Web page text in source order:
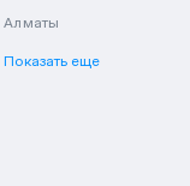
Алматы
Показать еще